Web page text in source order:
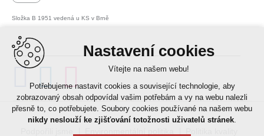
Složka B 1951 vedená u KS v Brně
+
Leaflet| © OpenStreetMap contributors
Nastavení cookies
Vítejte na našem webu!
Potřebujeme nastavit cookies a související technologie, aby
zobrazovaný obsah odpovídal vašim potřebám a vy na webu nalezli
přesně to, co potřebujete. Soubory cookies používané na našem webu
nikdy neslouží ke zjišťování totožnosti uživatelů stránek.